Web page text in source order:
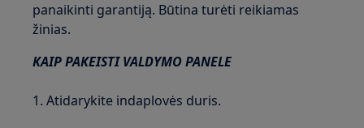
panaikinti garantiją. Būtina turėti reikiamas
žinias.
KAIP PAKEISTI VALDYMO PANELE
1. Atidarykite indaplovės duris.